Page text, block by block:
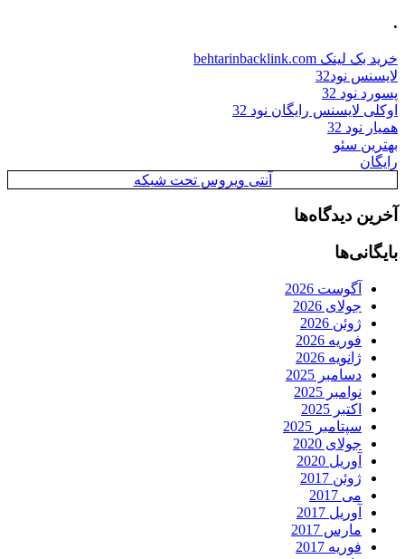
.
خرید بک لینک behtarinbacklink.com
لایسنس نود32
پسورد نود 32
اوکلی لایسنس رایگان نود 32
همیار نود 32
بهترین سئو
رایگان
آنتی ویروس تحت شبکه
آخرین دیدگاه‌ها
بایگانی‌ها
آگوست 2026
جولای 2026
ژوئن 2026
فوریه 2026
ژانویه 2026
دسامبر 2025
نوامبر 2025
اکتبر 2025
سپتامبر 2025
جولای 2020
آوریل 2020
ژوئن 2017
می 2017
آوریل 2017
مارس 2017
فوریه 2017